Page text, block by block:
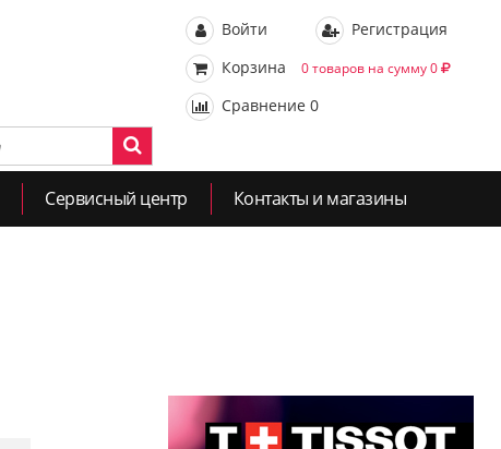
Войти
Регистрация
Корзина
0 товаров на сумму 0
Сравнение 0
Сервисный центр Контакты и магазины